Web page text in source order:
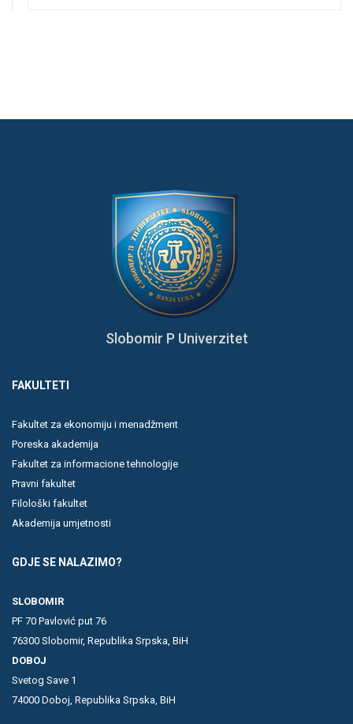
Slobomir P Univerzitet
FAKULTETI
Fakultet za ekonomiju i menadžment
Poreska akademija
Fakultet za informacione tehnologije
Pravni fakultet
Filološki fakultet
Akademija umjetnosti
GDJE SE NALAZIMO?
SLOBOMIR
PF 70 Pavlović put 76
76300 Slobomir, Republika Srpska, BiH
DOBOJ
Svetog Save 1
74000 Doboj, Republika Srpska, BiH